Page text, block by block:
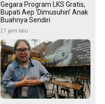
Gegara Program LKS Gratis,
Bupati Aep ‘Dimusuhin’ Anak
Buahnya Sendiri
21 jam lalu